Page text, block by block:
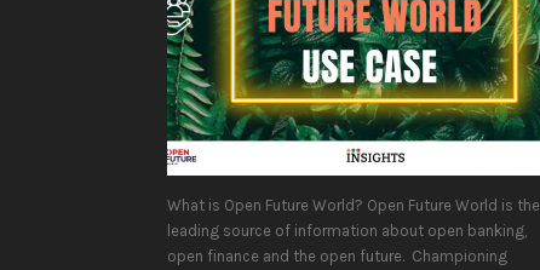
What is Open Future World? Open Future World is the
leading source of information about open banking,
open finance and the open future. Championing